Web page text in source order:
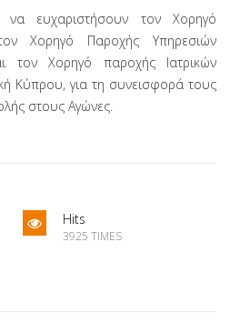
ευχαριστήσουν τον Χορηγό
Χορηγό Παροχής Υπηρεσιών
τον Χορηγό παροχής Ιατρικών
Κύπρου, για τη συνεισφορά τους
στους Αγώνες.
Hits
3925 TIMES